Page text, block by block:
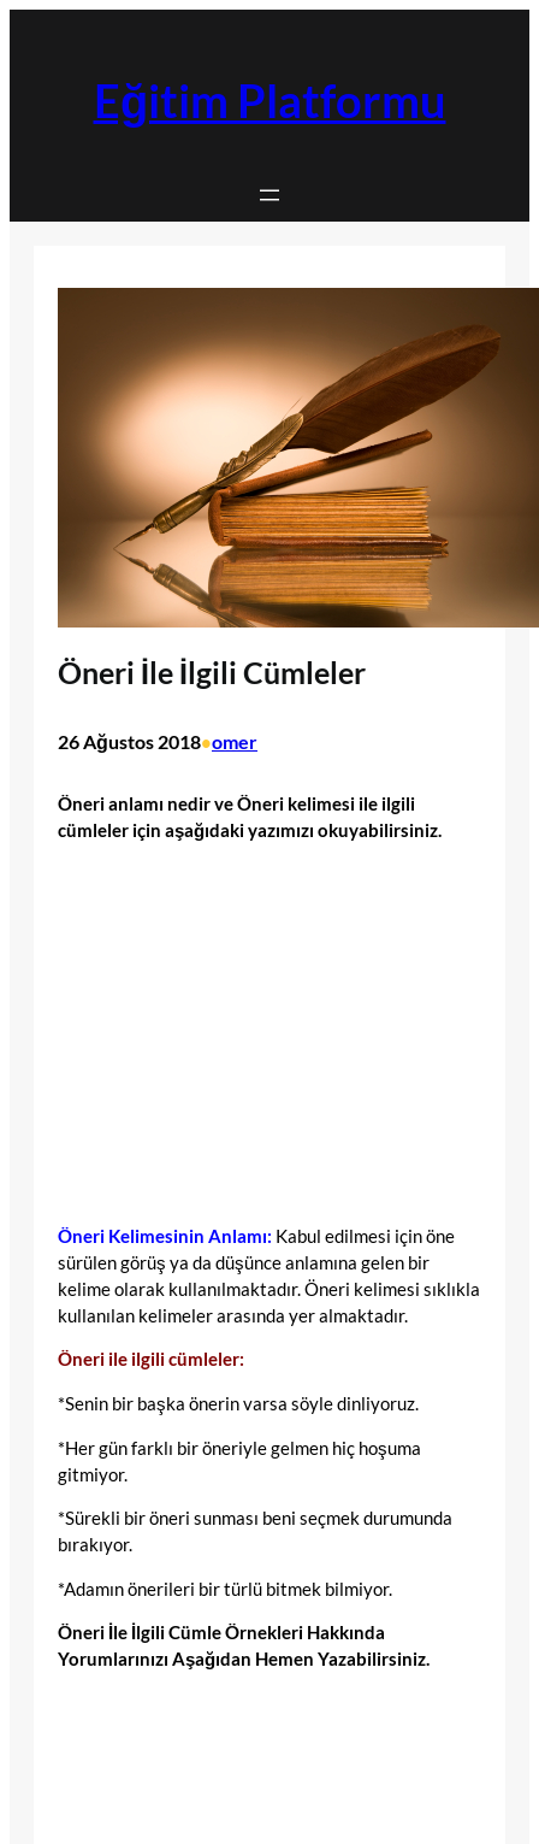
Eğitim Platformu
Öneri İle İlgili Cümleler
26 Ağustos 2018•omer
Öneri anlamı nedir ve Öneri kelimesi ile ilgili
cümleler için aşağıdaki yazımızı okuyabilirsiniz.
Öneri Kelimesinin Anlamı: Kabul edilmesi için öne
sürülen görüş ya da düşünce anlamına gelen bir
kelime olarak kullanılmaktadır. Öneri kelimesi sıklıkla
kullanılan kelimeler arasında yer almaktadır.
Öneri ile ilgili cümleler:
*Senin bir başka önerin varsa söyle dinliyoruz.
*Her gün farklı bir öneriyle gelmen hiç hoşuma
gitmiyor.
*Sürekli bir öneri sunması beni seçmek durumunda
bırakıyor.
*Adamın önerileri bir türlü bitmek bilmiyor.
Öneri İle İlgili Cümle Örnekleri Hakkında
Yorumlarınızı Aşağıdan Hemen Yazabilirsiniz.